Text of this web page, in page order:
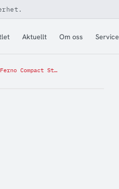
Aktuellt Om oss Service
Midjebälte Ferno Compact Stol